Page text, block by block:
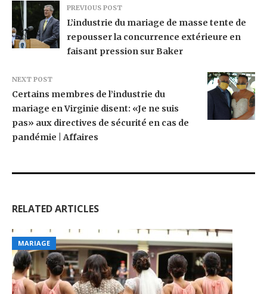
PREVIOUS POST
L’industrie du mariage de masse tente de
repousser la concurrence extérieure en
faisant pression sur Baker
NEXT POST
Certains membres de l’industrie du
mariage en Virginie disent: «Je ne suis
pas» aux directives de sécurité en cas de
pandémie | Affaires
RELATED ARTICLES
MARIAGE